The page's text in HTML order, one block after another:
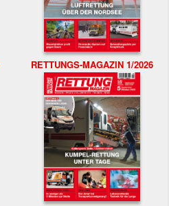
RETTUNGS-MAGAZIN 1/2026